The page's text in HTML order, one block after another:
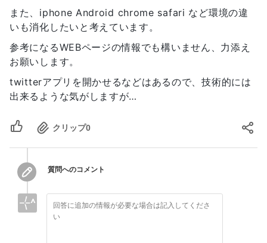
また、iphone Android chrome safari など環境の違
いも消化したいと考えています。
参考になるWEBページの情報でも構いません、力添え
お願いします。
twitterアプリを開かせるなどはあるので、技術的には
出来るような気がしますが…
クリップ0
質問へのコメント